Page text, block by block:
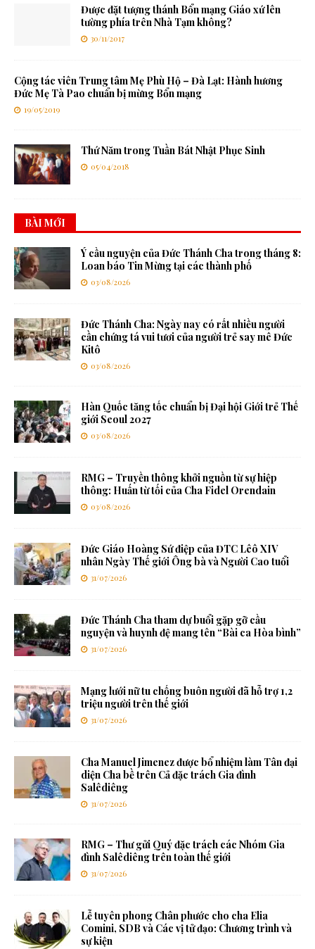
Được đặt tượng thánh Bổn mạng Giáo xứ lên
tường phía trên Nhà Tạm không?
30/11/2017
Cộng tác viên Trung tâm Mẹ Phù Hộ – Đà Lạt: Hành hương
Đức Mẹ Tà Pao chuẩn bị mừng Bổn mạng
19/05/2019
Thứ Năm trong Tuần Bát Nhật Phục Sinh
05/04/2018
BÀI MỚI
Ý cầu nguyện của Đức Thánh Cha trong tháng 8:
Loan báo Tin Mừng tại các thành phố
03/08/2026
Đức Thánh Cha: Ngày nay có rất nhiều người
cần chứng tá vui tươi của người trẻ say mê Đức
Kitô
03/08/2026
Hàn Quốc tăng tốc chuẩn bị Đại hội Giới trẻ Thế
giới Seoul 2027
03/08/2026
RMG – Truyền thông khởi nguồn từ sự hiệp
thông: Huấn từ tối của Cha Fidel Orendain
03/08/2026
Đức Giáo Hoàng Sứ điệp của ĐTC Lêô XIV
nhân Ngày Thế giới Ông bà và Người Cao tuổi
31/07/2026
Đức Thánh Cha tham dự buổi gặp gỡ cầu
nguyện và huynh đệ mang tên “Bài ca Hòa bình”
31/07/2026
Mạng lưới nữ tu chống buôn người đã hỗ trợ 1,2
triệu người trên thế giới
31/07/2026
Cha Manuel Jimenez được bổ nhiệm làm Tân đại
diện Cha bề trên Cả đặc trách Gia đình
Salêdiêng
31/07/2026
RMG – Thư gửi Quý đặc trách các Nhóm Gia
đình Salêdiêng trên toàn thế giới
31/07/2026
Lễ tuyên phong Chân phước cho cha Elia
Comini, SDB và Các vị tử đạo: Chương trình và
sự kiện